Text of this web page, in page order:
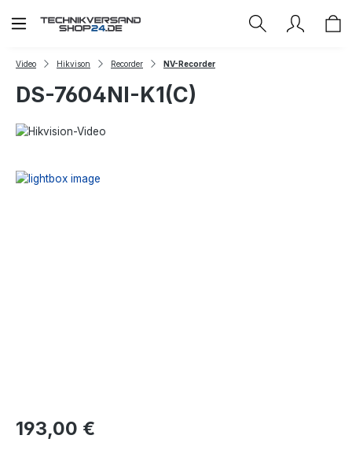
Zum Hauptinhalt springen
Video Hikvison Recorder NV-Recorder
DS-7604NI-K1(C)
Regulärer Preis:
193,00 €